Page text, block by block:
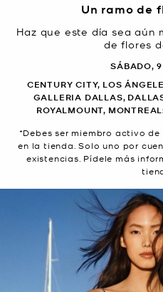
Un ramo de
Haz que este día sea aún
de flores
SÁBADO,
CENTURY CITY, LOS
GALLERIA DALLAS,
ROYALMOUNT,
*Debes ser miembro activo de
en la tienda. Solo uno por
existencias. Pídele más